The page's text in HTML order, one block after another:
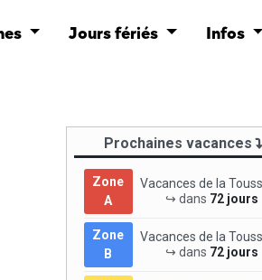
Jours fériés Infos
Prochaines vacances
Zone
A
Vacances de la
↪ dans 72 jours
Zone
B
Vacances de la
↪ dans 72 jours